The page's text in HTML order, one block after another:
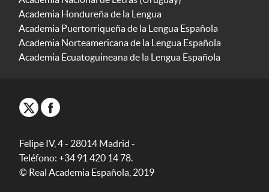
Academia Hondureña de la Lengua
Academia Puertorriqueña de la Lengua Española
Academia Norteamericana de la Lengua Española
Academia Ecuatoguineana de la Lengua Española
Felipe IV, 4 - 28014 Madrid -
Teléfono: +34 91 420 14 78.
© Real Academia Española, 2019